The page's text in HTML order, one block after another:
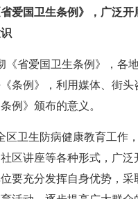
爱国卫生条例》，广泛开
《省爱国卫生条例》，各
条例》，利用媒体、街头
例》颁布的意义。
区卫生防病健康教育工作
区讲座等各种形式，广泛
要充分发挥自身优势，采